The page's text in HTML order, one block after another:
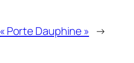
« Porte Dauphine » →